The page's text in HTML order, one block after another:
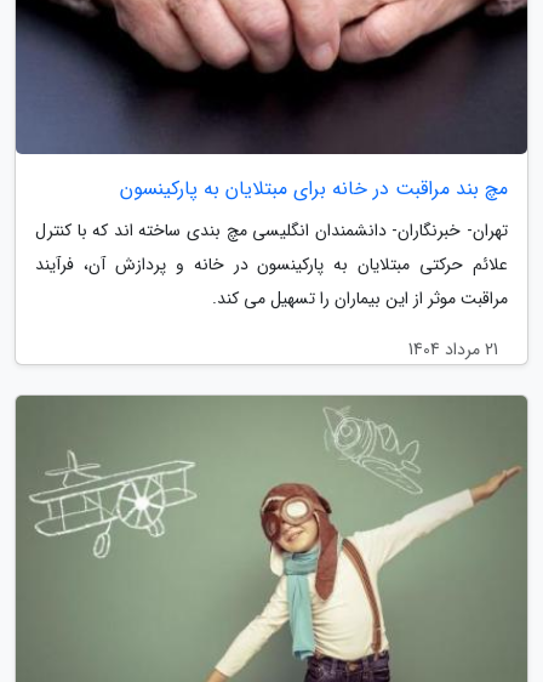
مچ بند مراقبت در خانه برای مبتلایان به پارکینسون
تهران- خبرنگاران- دانشمندان انگلیسی مچ بندی ساخته اند که با کنترل
علائم حرکتی مبتلایان به پارکینسون در خانه و پردازش آن، فرآیند
مراقبت موثر از این بیماران را تسهیل می کند.
21 مرداد 1404